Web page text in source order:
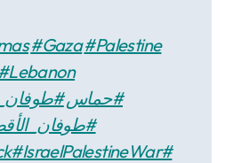
⁩ ⁦#Gaza⁩ ⁦#Palestine⁩
#Lebanon
⁩ ⁧#حماس
#IsraelPalestineWar#